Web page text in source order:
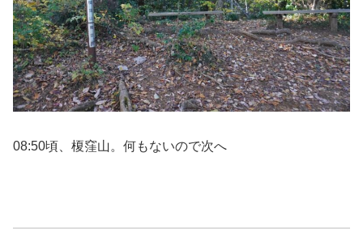
08:50頃、榎窪山。何もないので次へ